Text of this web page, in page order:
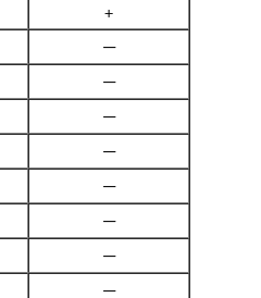
+
—
—
—
—
—
—
—
—